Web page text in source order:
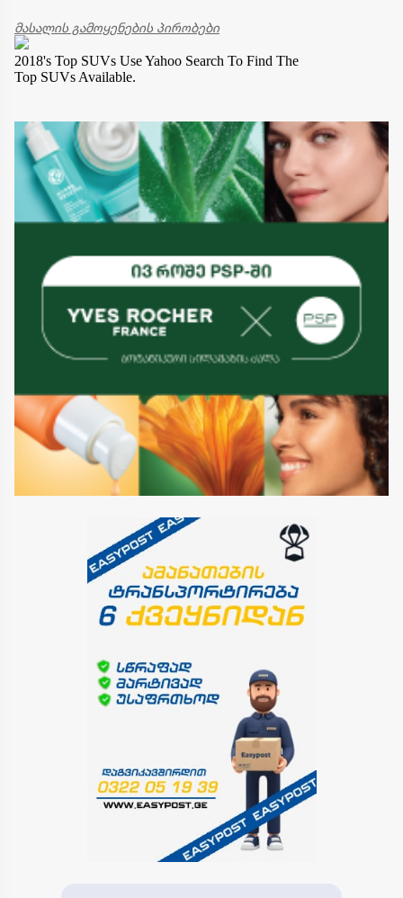
მასალის გამოყენების პირობები
2018's Top SUVs Use Yahoo Search To Find The
Top SUVs Available.